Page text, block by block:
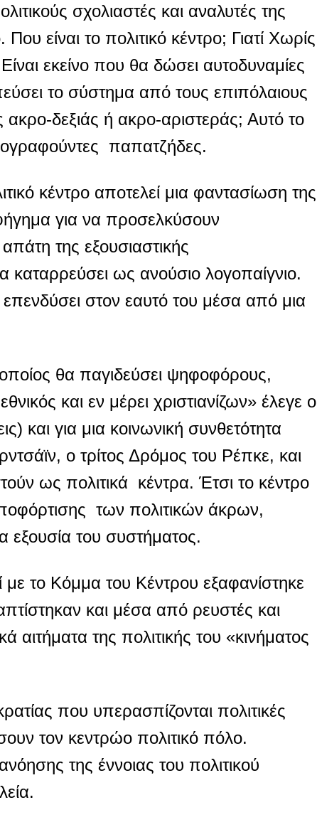
σχολιαστές και αναλυτές της
είναι το πολιτικό κέντρο; Γιατί Χωρίς
εκείνο που θα δώσει αυτοδυναμίες
το σύστημα από τους επιπόλαιους
δεξιάς ή ακρο-αριστεράς; Αυτό το
παπατζήδες.
κέντρο αποτελεί μια φαντασίωση της
για να προσελκύσουν
της εξουσιαστικής
καταρρεύσει ως ανούσιο λογοπαίγνιο.
στον εαυτό του μέσα από μια
θα παγιδεύσει ψηφοφόρους,
και εν μέρει χριστιανίζων» έλεγε ο
και για μια κοινωνική συνθετότητα
ο τρίτος Δρόμος του Ρέπκε, και
ως πολιτικά κέντρα. Έτσι το κέντρο
των πολιτικών άκρων,
του συστήματος.
με το Κόμμα του Κέντρου εξαφανίστηκε
και μέσα από ρευστές και
της πολιτικής του «κινήματος
που υπερασπίζονται πολιτικές
τον κεντρώο πολιτικό πόλο.
της έννοιας του πολιτικού